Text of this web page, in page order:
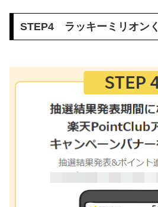
STEP4 ラッキーミリオン